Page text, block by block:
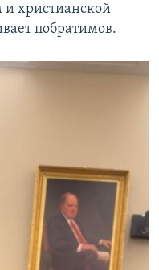
и христианской
побратимов.